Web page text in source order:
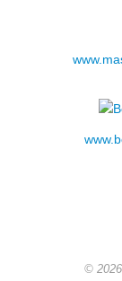
Mezinárodní
Pohárové
©